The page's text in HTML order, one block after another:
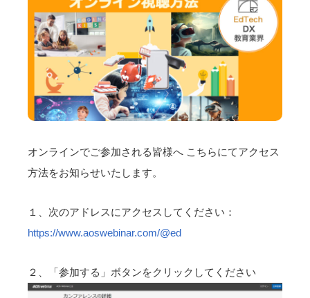
オンラインでご参加される皆様へ こちらにてアクセス
方法をお知らせいたします。
１、次のアドレスにアクセスしてください：
https://www.aoswebinar.com/@ed
２、「参加する」ボタンをクリックしてください